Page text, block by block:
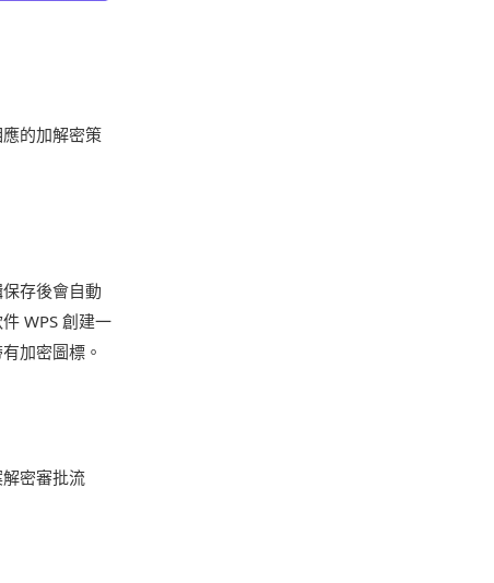
的加解密策
存後會自動
WPS 創建一
加密圖標。
密審批流